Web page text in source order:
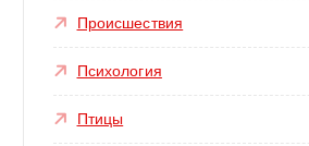
Происшествия
Психология
Птицы